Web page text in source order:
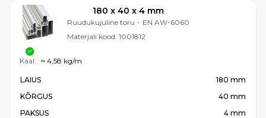
180 x 40 x 4 mm
Ruudukujuline toru - EN AW-6060
Materjali kood: 1001812
LAIUS
180 mm
KÕRGUS
40 mm
PAKSUS
4 mm
Kaal: ≈ 4,58 kg/m